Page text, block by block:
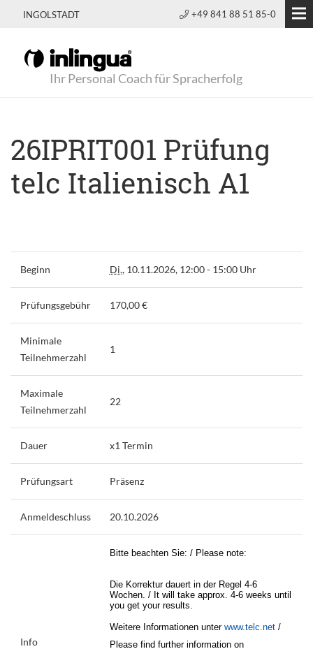
INGOLSTADT +49 841 88 51 85-0
Ihr Personal Coach für Spracherfolg
26IPRIT001 Prüfung
telc Italienisch A1
Beginn Di., 10.11.2026, 12:00 - 15:00 Uhr
Prüfungsgebühr 170,00 €
Minimale
Teilnehmerzahl
1
Maximale
Teilnehmerzahl
22
Dauer x1 Termin
Prüfungsart Präsenz
Anmeldeschluss 20.10.2026
Info
Bitte beachten Sie: / Please note:
Die Korrektur dauert in der Regel 4-6
Wochen. / It will take approx. 4-6 weeks until
you get your results.
Weitere Informationen unter www.telc.net/
Please find further information on